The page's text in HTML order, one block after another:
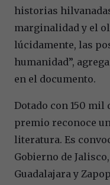
historias
marginalidad y el
lúcidamente, las
humanidad”,
en el documento.
Dotado con 150 mil
premio reconoce
literatura. Es
Gobierno de
Guadalajara y